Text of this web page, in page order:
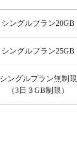
シングルプラン20GB
シングルプラン25GB
シングルプラン無制限
（3日３GB制限）